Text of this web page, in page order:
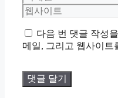
다음 번 댓글 작성
메일, 그리고 웹사이트